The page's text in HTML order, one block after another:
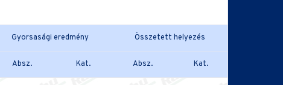
Gyorsasági eredmény Összetett helyezés
Absz. Kat. Absz. Kat.